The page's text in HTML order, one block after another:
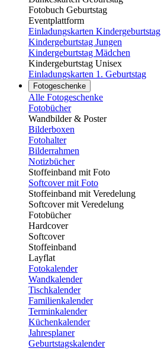
Fotobuch Geburtstag
Eventplattform
Einladungskarten Kindergeburtstag
Kindergeburtstag Jungen
Kindergeburtstag Mädchen
Kindergeburtstag Unisex
Einladungskarten 1. Geburtstag
Fotogeschenke
Alle Fotogeschenke
Fotobücher
Wandbilder & Poster
Bilderboxen
Fotohalter
Bilderrahmen
Notizbücher
Stoffeinband mit Foto
Softcover mit Foto
Stoffeinband mit Veredelung
Softcover mit Veredelung
Fotobücher
Hardcover
Softcover
Stoffeinband
Layflat
Fotokalender
Wandkalender
Tischkalender
Familienkalender
Terminkalender
Küchenkalender
Jahresplaner
Geburtstagskalender